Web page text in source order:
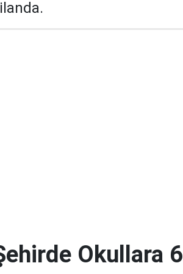
Okullara